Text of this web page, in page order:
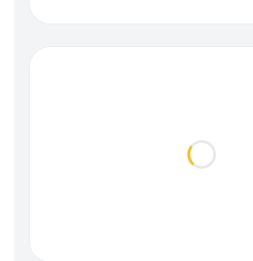
Loading...